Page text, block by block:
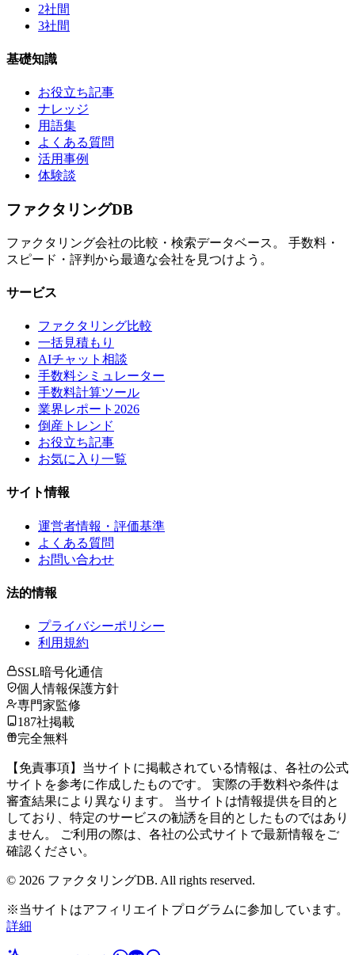
2社間
3社間
基礎知識
お役立ち記事
ナレッジ
用語集
よくある質問
活用事例
体験談
ファクタリングDB
ファクタリング会社の比較・検索データベース。 手数料・
スピード・評判から最適な会社を見つけよう。
サービス
ファクタリング比較
一括見積もり
AIチャット相談
手数料シミュレーター
手数料計算ツール
業界レポート2026
倒産トレンド
お役立ち記事
お気に入り一覧
サイト情報
運営者情報・評価基準
よくある質問
お問い合わせ
法的情報
プライバシーポリシー
利用規約
SSL暗号化通信
個人情報保護方針
専門家監修
187社掲載
完全無料
【免責事項】当サイトに掲載されている情報は、各社の公式
サイトを参考に作成したものです。 実際の手数料や条件は
審査結果により異なります。 当サイトは情報提供を目的と
しており、特定のサービスの勧誘を目的としたものではあり
ません。 ご利用の際は、各社の公式サイトで最新情報をご
確認ください。
© 2026 ファクタリングDB. All rights reserved.
※当サイトはアフィリエイトプログラムに参加しています。
詳細